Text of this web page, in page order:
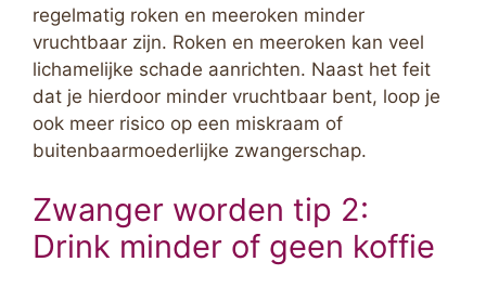
regelmatig roken en meeroken minder
vruchtbaar zijn. Roken en meeroken kan veel
lichamelijke schade aanrichten. Naast het feit
dat je hierdoor minder vruchtbaar bent, loop je
ook meer risico op een miskraam of
buitenbaarmoederlijke zwangerschap.
Zwanger worden tip 2:
Drink minder of geen koffie